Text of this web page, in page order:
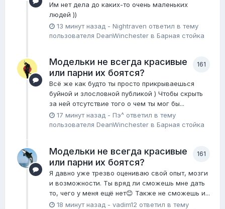
Им нет дела до каких-то очень маленьких
людей ))
13 минут назад - Nightraven ответил в тему
пользователя DeanWinchester в Барная стойка
161
Модельки не всегда красивые
или парни их боятся?
Всё же как будто ты просто прикрываешься
буйной и злословной публикой ) Чтобы скрыть
за ней отсутствие того о чем ты мог бы...
17 минут назад - Пэ^ ответил в тему
пользователя DeanWinchester в Барная стойка
161
Модельки не всегда красивые
или парни их боятся?
Я давно уже трезво оцениваю свой опыт, мозги
и возможности. Ты вряд ли сможешь мне дать
то, чего у меня ещё нет😊 Также не сможешь и...
18 минут назад - vadim12 ответил в тему